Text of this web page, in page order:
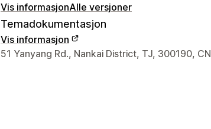
Vis informasjonAlle versjoner
Temadokumentasjon
Vis informasjon
Designerens kontaktinfo
51 Yanyang Rd., Nankai District, TJ, 300190, CN